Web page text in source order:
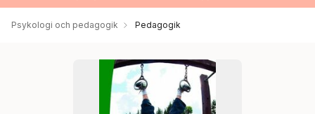
Psykologi och pedagogik Pedagogik